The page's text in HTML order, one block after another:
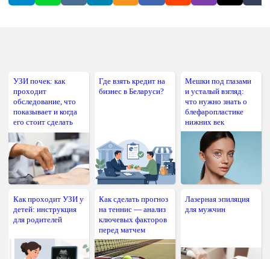
УЗИ почек: как
проходит
обследование, что
показывает и когда
его стоит сделать
Где взять кредит на
бизнес в Беларуси?
Мешки под глазами
и усталый взгляд:
что нужно знать о
блефаропластике
нижних век
Как проходит УЗИ у
детей: инструкция
для родителей
Как сделать прогноз
на теннис — анализ
ключевых факторов
перед матчем
Лазерная эпиляция
для мужчин